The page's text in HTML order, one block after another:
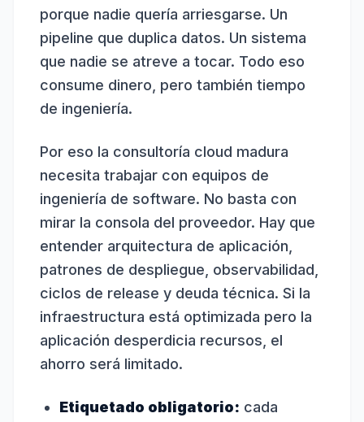
porque nadie quería arriesgarse. Un
pipeline que duplica datos. Un sistema
que nadie se atreve a tocar. Todo eso
consume dinero, pero también tiempo
de ingeniería.
Por eso la consultoría cloud madura
necesita trabajar con equipos de
ingeniería de software. No basta con
mirar la consola del proveedor. Hay que
entender arquitectura de aplicación,
patrones de despliegue, observabilidad,
ciclos de release y deuda técnica. Si la
infraestructura está optimizada pero la
aplicación desperdicia recursos, el
ahorro será limitado.
Etiquetado obligatorio: cada